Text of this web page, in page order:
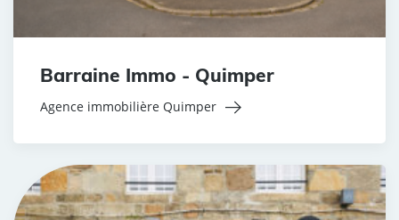
Barraine Immo - Quimper
Agence immobilière Quimper